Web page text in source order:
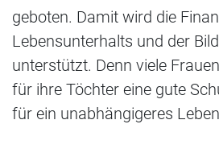
geboten. Damit wird die
Lebensunterhalts und der
unterstützt. Denn viele
für ihre Töchter eine gute
für ein unabhängigeres